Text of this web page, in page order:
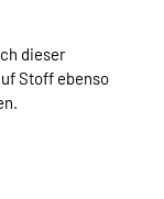
dieser
Stoff ebenso